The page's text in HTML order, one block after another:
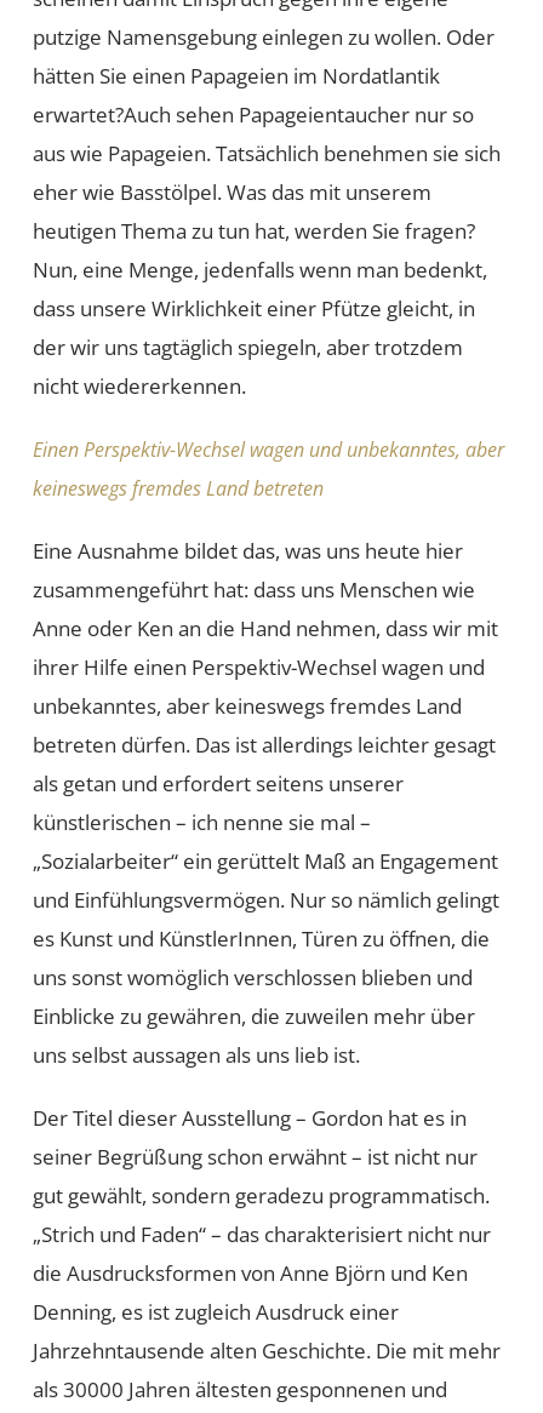
putzige Namensgebung einlegen zu wollen. Oder
hätten Sie einen Papageien im Nordatlantik
erwartet?Auch sehen Papageientaucher nur so
aus wie Papageien. Tatsächlich benehmen sie sich
eher wie Basstölpel. Was das mit unserem
heutigen Thema zu tun hat, werden Sie fragen?
Nun, eine Menge, jedenfalls wenn man bedenkt,
dass unsere Wirklichkeit einer Pfütze gleicht, in
der wir uns tagtäglich spiegeln, aber trotzdem
nicht wiedererkennen.
Einen Perspektiv-Wechsel wagen und unbekanntes, aber
keineswegs fremdes Land betreten
Eine Ausnahme bildet das, was uns heute hier
zusammengeführt hat: dass uns Menschen wie
Anne oder Ken an die Hand nehmen, dass wir mit
ihrer Hilfe einen Perspektiv-Wechsel wagen und
unbekanntes, aber keineswegs fremdes Land
betreten dürfen. Das ist allerdings leichter gesagt
als getan und erfordert seitens unserer
künstlerischen – ich nenne sie mal –
„Sozialarbeiter“ ein gerüttelt Maß an Engagement
und Einfühlungsvermögen. Nur so nämlich gelingt
es Kunst und KünstlerInnen, Türen zu öffnen, die
uns sonst womöglich verschlossen blieben und
Einblicke zu gewähren, die zuweilen mehr über
uns selbst aussagen als uns lieb ist.
Der Titel dieser Ausstellung – Gordon hat es in
seiner Begrüßung schon erwähnt – ist nicht nur
gut gewählt, sondern geradezu programmatisch.
„Strich und Faden“ – das charakterisiert nicht nur
die Ausdrucksformen von Anne Björn und Ken
Denning, es ist zugleich Ausdruck einer
Jahrzehntausende alten Geschichte. Die mit mehr
als 30000 Jahren ältesten gesponnenen und